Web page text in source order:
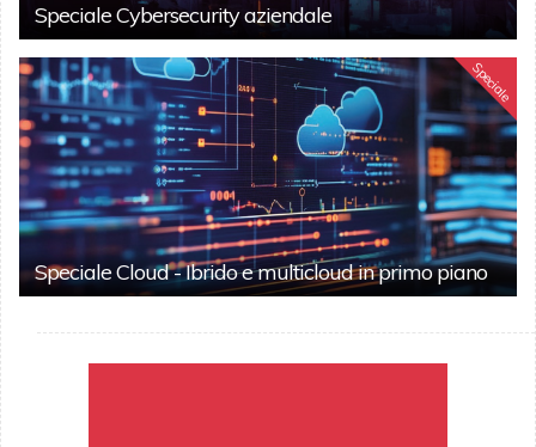
Speciale Cybersecurity aziendale
Speciale
Speciale Cloud - Ibrido e multicloud in primo piano